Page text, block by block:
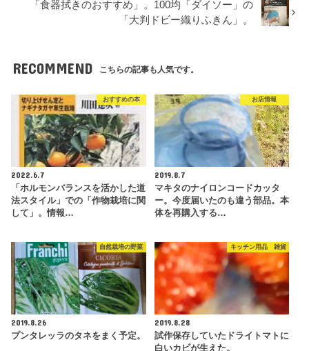
「食器拭きのおすすめ」。100均「ダイソー」の
「大判ドビー織りふきん」。
RECOMMEND こちらの記事も人気です。
おすすめの本
2022.6.7
「ホルモンバランスを活かした道
法スタイル」での「作物栽培に関
して」。情報…
お店情報
2019.8.7
マキタのナイロンコードカッタ
ー。今度届いたのも違う部品。本
体を再購入する…
自然栽培の野菜
2019.8.26
プンタレッラのタネをまく予定。
キッチン用品 雑貨
2019.8.28
試作保存していたドライトマトに
白いカビが生えた。